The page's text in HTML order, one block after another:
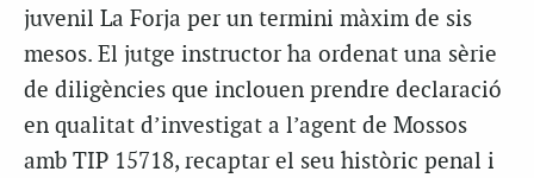
juvenil La Forja per un termini màxim de sis
mesos. El jutge instructor ha ordenat una sèrie
de diligències que inclouen prendre declaració
en qualitat d’investigat a l’agent de Mossos
amb TIP 15718, recaptar el seu històric penal i